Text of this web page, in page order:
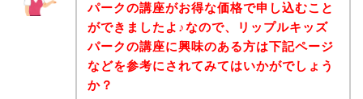
パークの講座がお得な価格で申し込むこと
ができましたよ♪なので、リップルキッズ
パークの講座に興味のある方は下記ページ
などを参考にされてみてはいかがでしょう
か？